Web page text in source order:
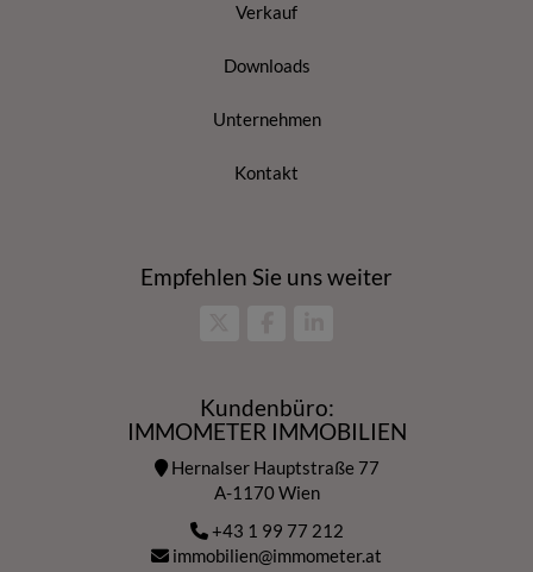
Verkauf
Downloads
Unternehmen
Kontakt
Empfehlen Sie uns weiter
Kundenbüro:
IMMOMETER IMMOBILIEN
Hernalser Hauptstraße 77
A-1170 Wien
+43 1 99 77 212
immobilien@immometer.at